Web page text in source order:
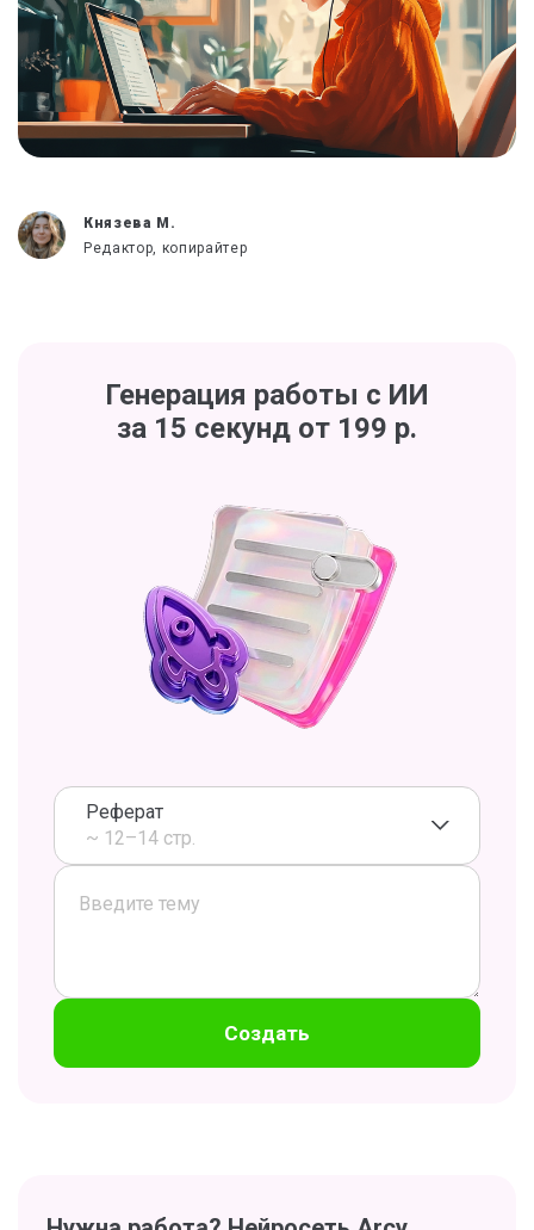
Князева М.
Редактор, копирайтер
Генерация работы с ИИ
за 15 секунд от 199 р.
Реферат
~ 12–14 стр.
Создать